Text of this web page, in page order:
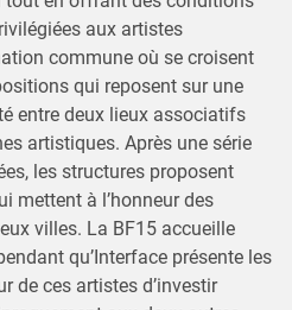
aux artistes
commune où se croisent
qui reposent sur une
entre deux lieux associatifs
artistiques. Après une série
les structures proposent
mettent à l’honneur des
villes. La BF15 accueille
qu’Interface présente les
de ces artistes d’investir